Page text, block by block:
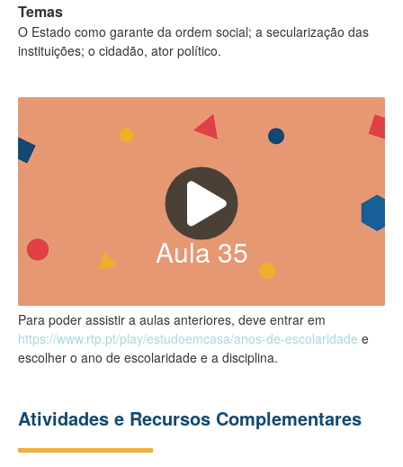
Temas
O Estado como garante da ordem social; a secularização das
instituições; o cidadão, ator político.
Aula35
Para poder assistir a aulas anteriores, deve entrar em
https://www.rtp.pt/play/estudoemcasa/anos-de-escolaridade e
escolher o ano de escolaridade e a disciplina.
Atividades e Recursos Complementares